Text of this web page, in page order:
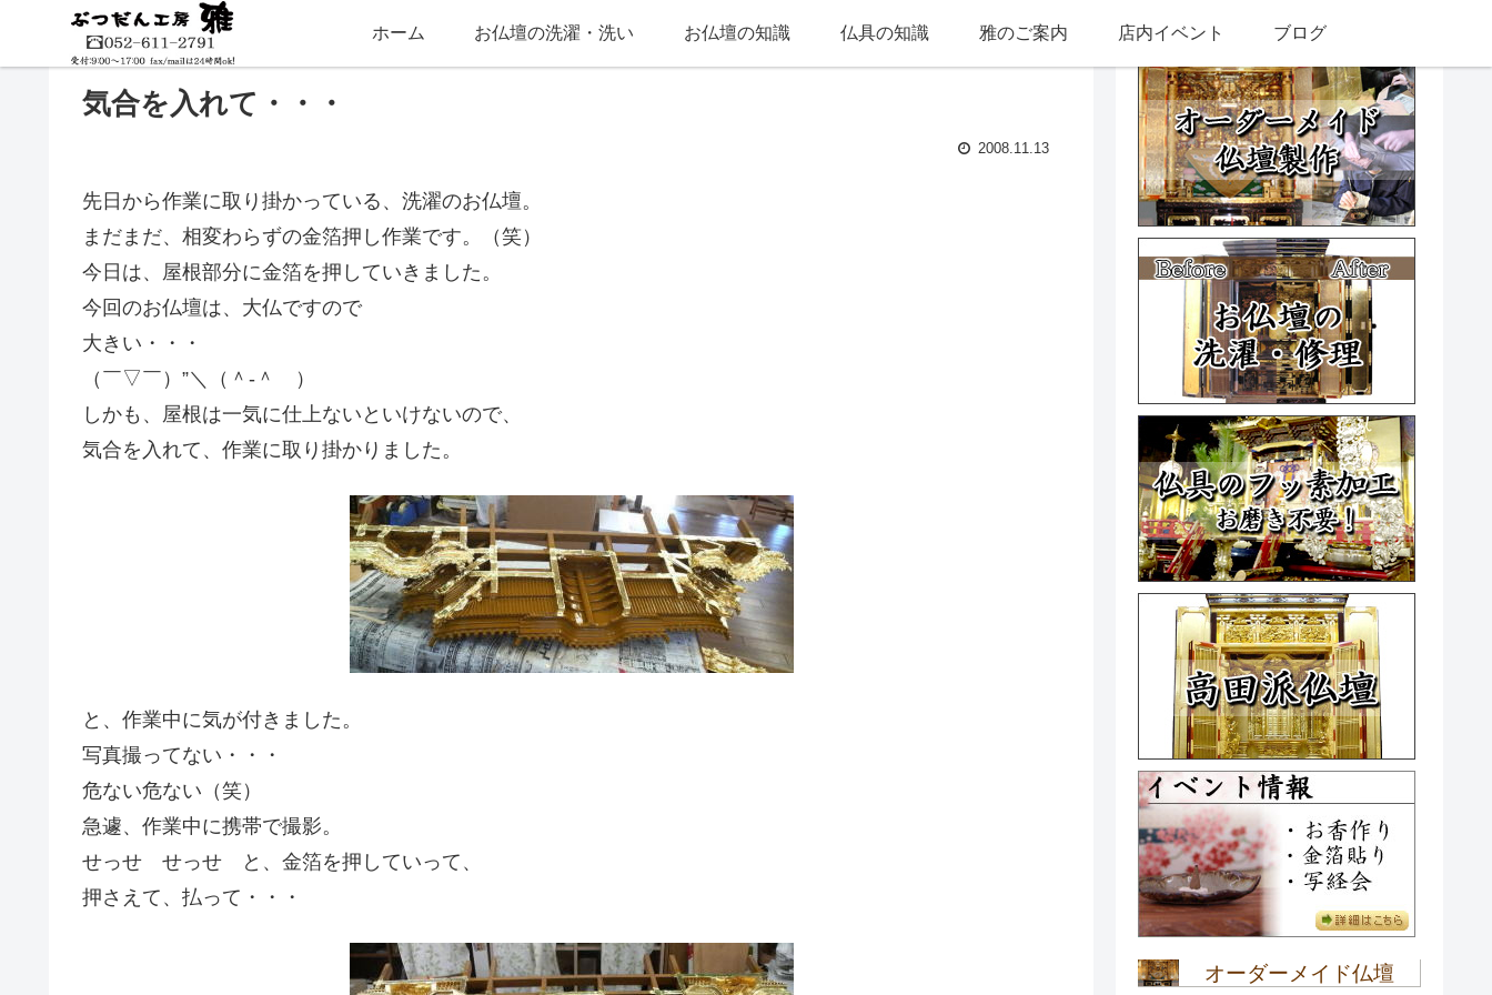
ホーム お仏壇の洗濯・洗い お仏壇の知識 仏具の知識 雅のご案内 店内イベント ブログ
気合を入れて・・・
2008.11.13
先日から作業に取り掛かっている、洗濯のお仏壇。
まだまだ、相変わらずの金箔押し作業です。（笑）
今日は、屋根部分に金箔を押していきました。
今回のお仏壇は、大仏ですので
大きい・・・
（￣▽￣）”＼（＾-＾ ）
しかも、屋根は一気に仕上ないといけないので、
気合を入れて、作業に取り掛かりました。
と、作業中に気が付きました。
写真撮ってない・・・
危ない危ない（笑）
急遽、作業中に携帯で撮影。
せっせ せっせ と、金箔を押していって、
押さえて、払って・・・
オーダーメイド仏壇